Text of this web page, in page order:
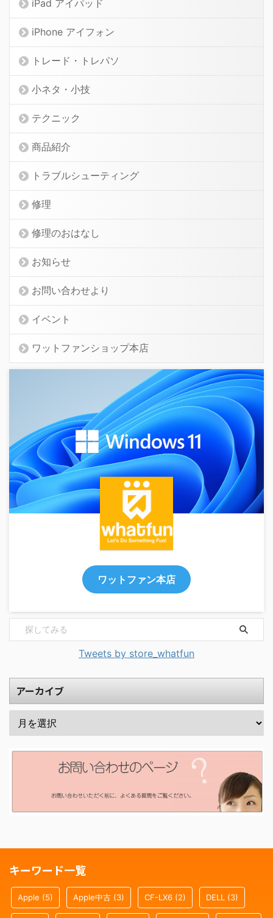
iPad アイパッド
iPhone アイフォン
トレード・トレパソ
小ネタ・小技
テクニック
商品紹介
トラブルシューティング
修理
修理のおはなし
お知らせ
お問い合わせより
イベント
ワットファンショップ本店
ワットファン本店
Tweets by store_whatfun
アーカイブ
キーワード一覧
Apple (5) Apple中古 (3) CF-LX6 (2) DELL (3)